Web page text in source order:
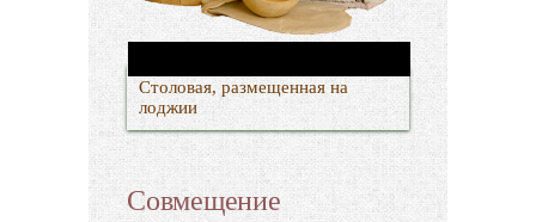
Столовая, размещенная на
лоджии
Совмещение